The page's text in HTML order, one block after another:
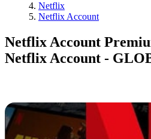
Netflix
Netflix Account
Netflix Account
Netflix Account -